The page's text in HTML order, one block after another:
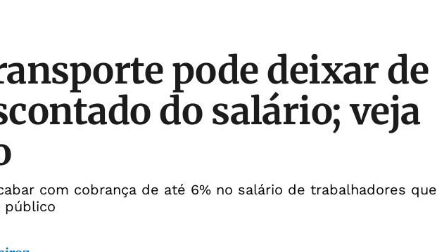
pode deixar de
do salário; veja
com cobrança de até 6% no salário de trabalhadores que
público